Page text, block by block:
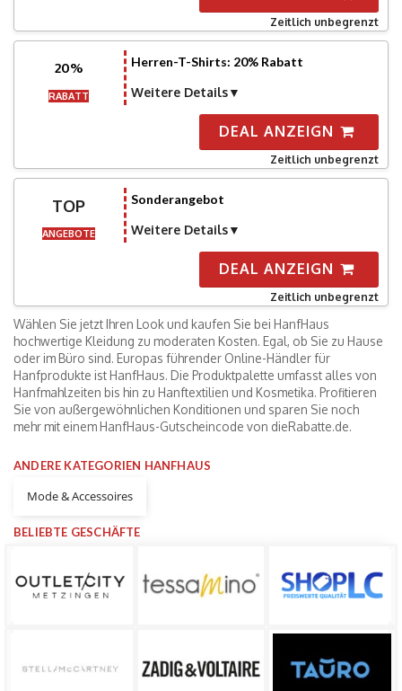
Zeitlich unbegrenzt
20%
RABATT
Herren-T-Shirts: 20% Rabatt
Weitere Details
DEAL ANZEIGN
Zeitlich unbegrenzt
TOP
ANGEBOTE
Sonderangebot
Weitere Details
DEAL ANZEIGN
Zeitlich unbegrenzt
Wählen Sie jetzt Ihren Look und kaufen Sie bei HanfHaus
hochwertige Kleidung zu moderaten Kosten. Egal, ob Sie zu Hause
oder im Büro sind. Europas führender Online-Händler für
Hanfprodukte ist HanfHaus. Die Produktpalette umfasst alles von
Hanfmahlzeiten bis hin zu Hanftextilien und Kosmetika. Profitieren
Sie von außergewöhnlichen Konditionen und sparen Sie noch
mehr mit einem HanfHaus-Gutscheincode von dieRabatte.de.
ANDERE KATEGORIEN HANFHAUS
Mode & Accessoires
BELIEBTE GESCHÄFTE